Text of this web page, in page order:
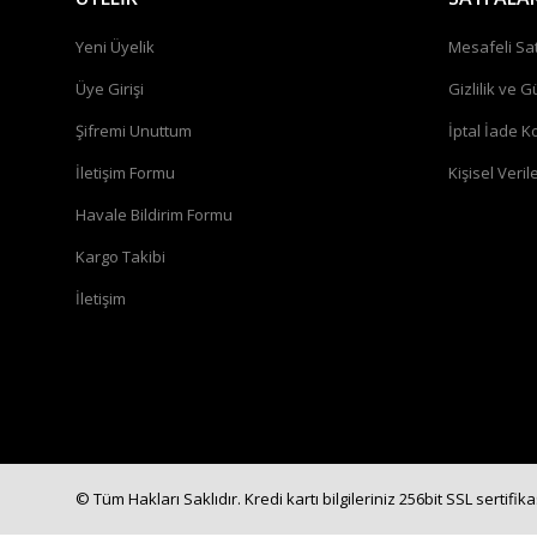
Yeni Üyelik
Üye Girişi
Şifremi Unuttum
İletişim Formu
Havale Bildirim Formu
Kargo Takibi
İletişim
Mesafeli
Gizlilik ve
İptal İade
Kişisel
© Tüm Hakları Saklıdır. Kredi kartı bilgileriniz 256bit SSL